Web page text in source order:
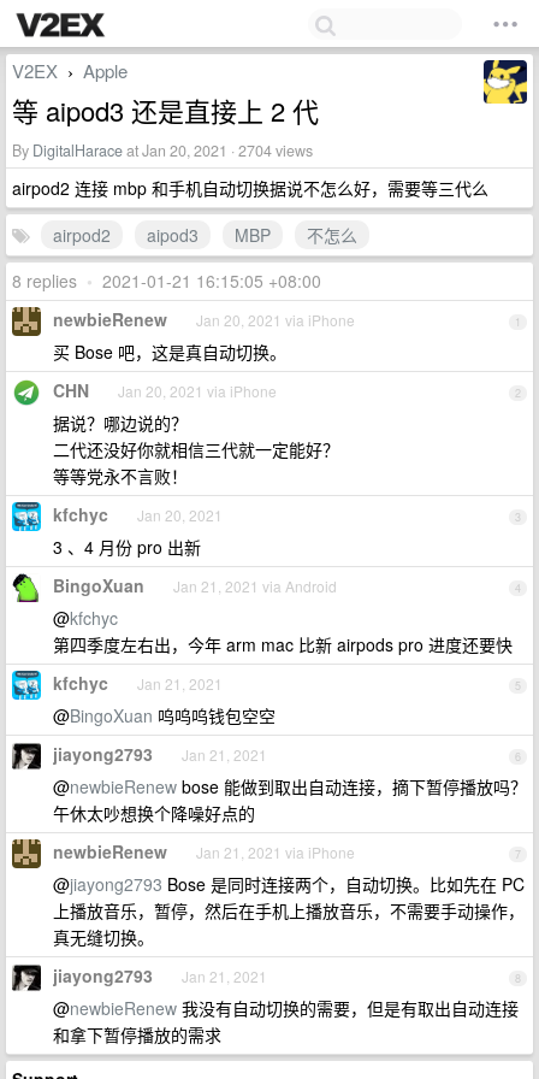
V2EX › Apple
等 aipod3 还是直接上 2 代
By DigitalHaraceat Jan 20, 2021 · 2704 views
airpod2 连接 mbp 和手机自动切换据说不怎么好，需要等三代么
airpod2
aipod3 MBP
不怎么
8 replies • 2021-01-21 16:15:05 +08:00
1
newbieRenew Jan 20, 2021 via iPhone
买 Bose 吧，这是真自动切换。
2
CHN Jan 20, 2021 via iPhone
据说？哪边说的？
二代还没好你就相信三代就一定能好？
等等党永不言败！
3
kfchyc Jan 20, 2021
3 、4 月份 pro 出新
4
BingoXuan Jan 21, 2021 via Android
@kfchyc
第四季度左右出，今年 arm mac 比新 airpods pro 进度还要快
5
kfchyc Jan 21, 2021
@BingoXuan 呜呜呜钱包空空
6
jiayong2793 Jan 21, 2021
@newbieRenew bose 能做到取出自动连接，摘下暂停播放吗？
午休太吵想换个降噪好点的
7
newbieRenew Jan 21, 2021 via iPhone
@jiayong2793 Bose 是同时连接两个，自动切换。比如先在 PC
上播放音乐，暂停，然后在手机上播放音乐，不需要手动操作，
真无缝切换。
8
jiayong2793 Jan 21, 2021
@newbieRenew 我没有自动切换的需要，但是有取出自动连接
和拿下暂停播放的需求